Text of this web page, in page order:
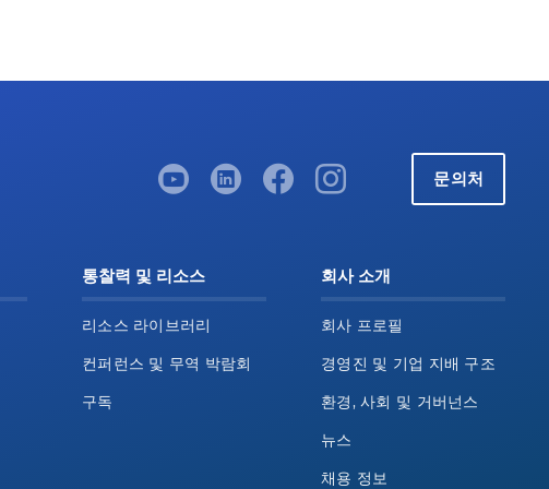
문의처
통찰력 및 리소스
리소스 라이브러리
컨퍼런스 및 무역 박람회
구독
회사 소개
회사 프로필
경영진 및 기업 지배 구조
환경, 사회 및 거버넌스
뉴스
채용 정보